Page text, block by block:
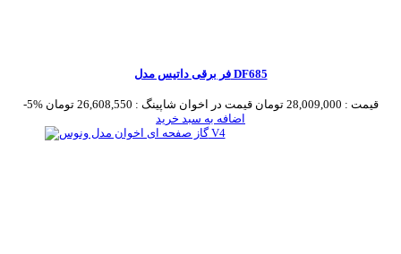
فر برقی داتیس مدل DF685
-5% قیمت : 28,009,000 تومان قیمت در اخوان شاپینگ : 26,608,550 تومان
اضافه به سبد خرید